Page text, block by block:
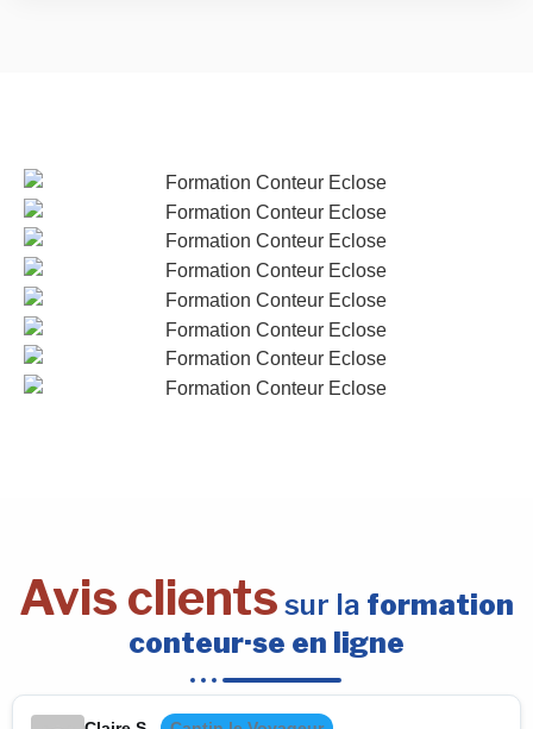
Avis clients sur la formation
conteur·se en ligne